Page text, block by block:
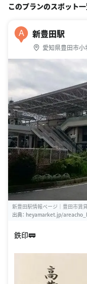
このプランのスポット
A 新豊田駅
愛知県豊田市小
新豊田駅情報ページ｜豊田市賃
出典： heyamarket.jp/
鉄印🚃